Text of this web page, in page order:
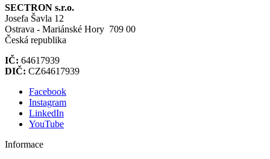
SECTRON s.r.o.
Josefa Šavla 12
Ostrava - Mariánské Hory 709 00
Česká republika
IČ: 64617939
DIČ: CZ64617939
Facebook
Instagram
LinkedIn
YouTube
Informace